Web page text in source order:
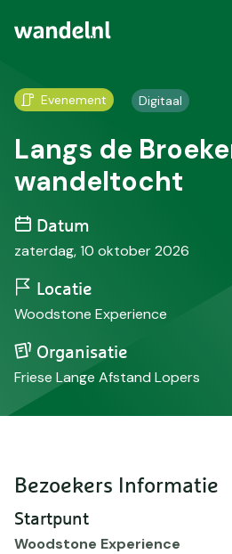
Evenement Digitaal
Langs de
wandeltocht
Datum
zaterdag, 10 oktober 2026
Locatie
Woodstone Experience
Organisatie
Friese Lange Afstand Lopers
Bezoekers Informatie
Startpunt
Woodstone Experience